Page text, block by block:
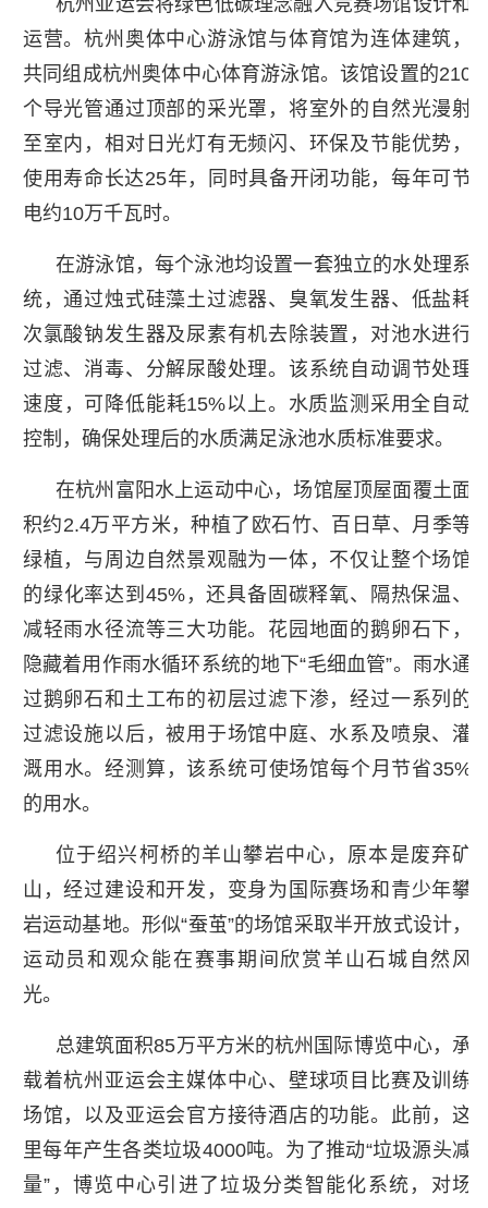
运营。杭州奥体中心游泳馆与体育馆为连体建筑，
共同组成杭州奥体中心体育游泳馆。该馆设置的210
个导光管通过顶部的采光罩，将室外的自然光漫射
至室内，相对日光灯有无频闪、环保及节能优势，
使用寿命长达25年，同时具备开闭功能，每年可节
电约10万千瓦时。
在游泳馆，每个泳池均设置一套独立的水处理系
统，通过烛式硅藻土过滤器、臭氧发生器、低盐耗
次氯酸钠发生器及尿素有机去除装置，对池水进行
过滤、消毒、分解尿酸处理。该系统自动调节处理
速度，可降低能耗15%以上。水质监测采用全自动
控制，确保处理后的水质满足泳池水质标准要求。
在杭州富阳水上运动中心，场馆屋顶屋面覆土面
积约2.4万平方米，种植了欧石竹、百日草、月季等
绿植，与周边自然景观融为一体，不仅让整个场馆
的绿化率达到45%，还具备固碳释氧、隔热保温、
减轻雨水径流等三大功能。花园地面的鹅卵石下，
隐藏着用作雨水循环系统的地下“毛细血管”。雨水通
过鹅卵石和土工布的初层过滤下渗，经过一系列的
过滤设施以后，被用于场馆中庭、水系及喷泉、灌
溉用水。经测算，该系统可使场馆每个月节省35%
的用水。
位于绍兴柯桥的羊山攀岩中心，原本是废弃矿
山，经过建设和开发，变身为国际赛场和青少年攀
岩运动基地。形似“蚕茧”的场馆采取半开放式设计，
运动员和观众能在赛事期间欣赏羊山石城自然风
光。
总建筑面积85万平方米的杭州国际博览中心，承
载着杭州亚运会主媒体中心、壁球项目比赛及训练
场馆，以及亚运会官方接待酒店的功能。此前，这
里每年产生各类垃圾4000吨。为了推动“垃圾源头减
量”，博览中心引进了垃圾分类智能化系统，对场